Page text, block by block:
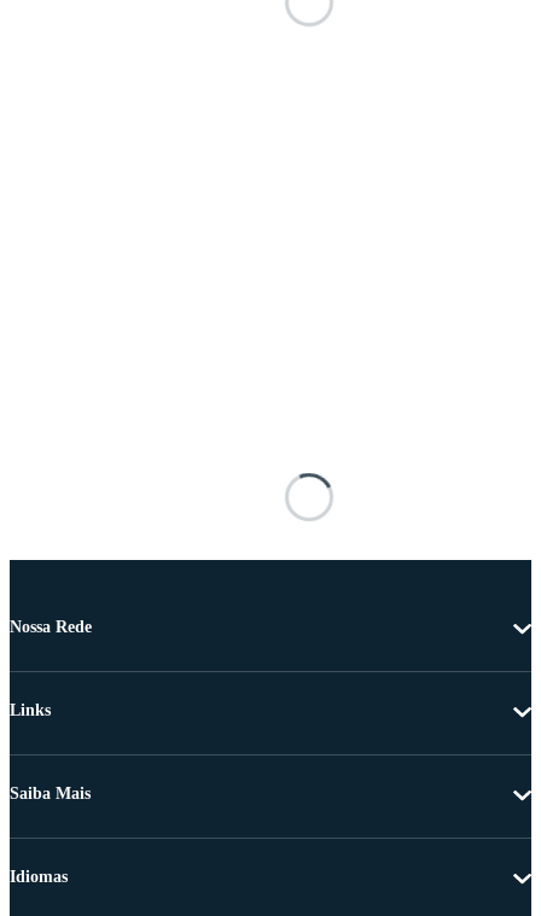
Nossa Rede
Links
Saiba Mais
Idiomas